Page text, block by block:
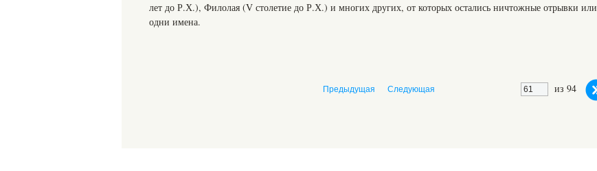
лет до Р.Х.), Филолая (V столетие до Р.Х.) и многих других, от которых остались ничтожные отрывки или
одни имена.
из 94
Предыдущая Следующая